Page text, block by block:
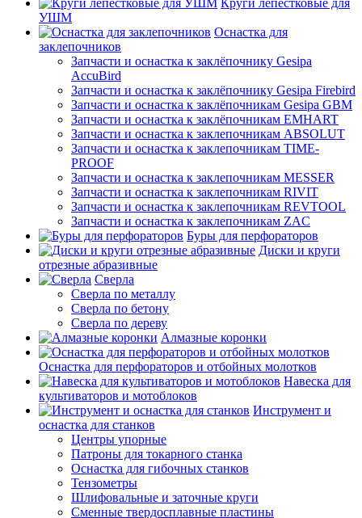
Круги лепестковые для
УШМ
Оснастка для
заклепочников
Запчасти и оснастка к заклёпочнику Gesipa
AccuBird
Запчасти и оснастка к заклёпочнику Gesipa Firebird
Запчасти и оснастка к заклёпочникам Gesipa GBM
Запчасти и оснастка к заклёпочникам EMHART
Запчасти и оснастка к заклепочникам ABSOLUT
Запчасти и оснастка к заклепочникам TIME-
PROOF
Запчасти и оснастка к заклепочникам MESSER
Запчасти и оснастка к заклепочникам RIVIT
Запчасти и оснастка к заклепочникам REVTOOL
Запчасти и оснастка к заклепочникам ZAC
Буры для перфораторов
Диски и круги
отрезные абразивные
Сверла
Сверла по металлу
Сверла по бетону
Сверла по дереву
Алмазные коронки
Оснастка для перфораторов и отбойных молотков
Навеска для
культиваторов и мотоблоков
Инструмент и
оснастка для станков
Центры упорные
Патроны для токарного станка
Оснастка для гибочных станков
Тензометры
Шлифовальные и заточные круги
Сменные твердосплавные пластины